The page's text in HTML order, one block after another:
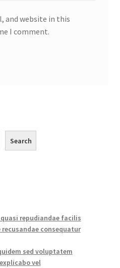
and website in this
I comment.
Search
repudiandae facilis
consequatur
sed voluptatem
vel